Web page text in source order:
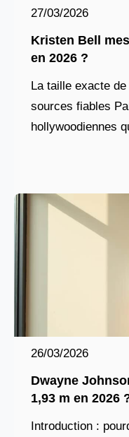
27/03/2026
Kristen Bell
en 2026 ?
La taille exacte
sources fiables
hollywoodiennes
26/03/2026
Dwayne
1,93 m en 2026
Introduction :